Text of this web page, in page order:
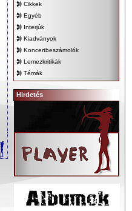
Cikkek
Egyéb
Interjúk
Kiadványok
Koncertbeszámolók
Lemezkritikák
Témák
Hirdetés